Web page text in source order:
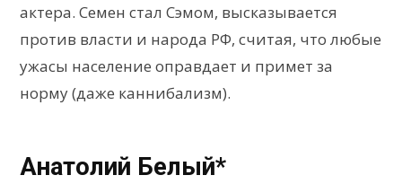
актера. Семен стал Сэмом, высказывается
против власти и народа РФ, считая, что любые
ужасы население оправдает и примет за
норму (даже каннибализм).
Анатолий Белый*